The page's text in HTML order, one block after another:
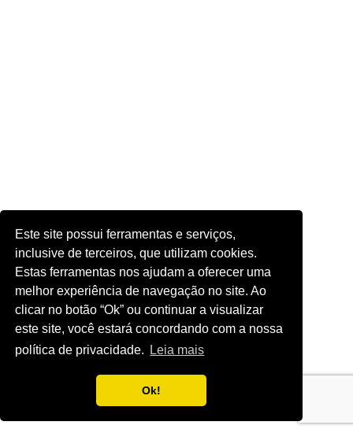
Este site possui ferramentas e serviços,
inclusive de terceiros, que utilizam cookies.
Estas ferramentas nos ajudam a oferecer uma
melhor experiência de navegação no site. Ao
clicar no botão “Ok” ou continuar a visualizar
este site, você estará concordando com a nossa
política de privacidade.
Leia mais
Ok!